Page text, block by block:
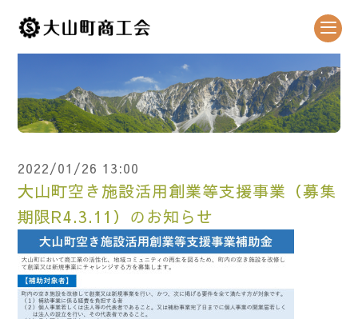
2022/01/26 13:00
大山町空き施設活用創業等支援事業（募集
期限R4.3.11）のお知らせ